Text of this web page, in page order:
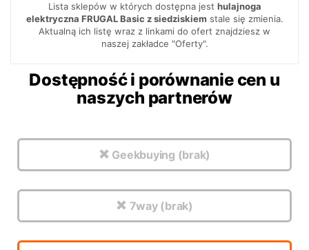
Lista sklepów w których dostępna jest hulajnoga
elektryczna FRUGAL Basic z siedziskiem stale się zmienia.
Aktualną ich listę wraz z linkami do ofert znajdziesz w
naszej zakładce "Oferty".
Dostępność i porównanie cen u
naszych partnerów
Geekbuying (brak)
7way (brak)